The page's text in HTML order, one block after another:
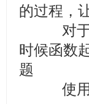
的过程，
对
时候函数
题
使